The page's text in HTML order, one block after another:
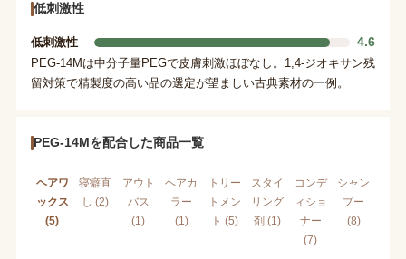
低刺激性
低刺激性 4.6
PEG-14Mは中分子量PEGで皮膚刺激ほぼなし。1,4-ジオキサン残
留対策で精製度の高い品の選定が望ましい古典素材の一例。
PEG-14Mを配合した商品一覧
ヘアワ
ックス
(5)
寝癖直
し (2)
アウト
バス
(1)
ヘアカ
ラー
(1)
トリー
トメン
ト (5)
スタイ
リング
剤 (1)
コンデ
ィショ
ナー
(7)
シャン
プー
(8)